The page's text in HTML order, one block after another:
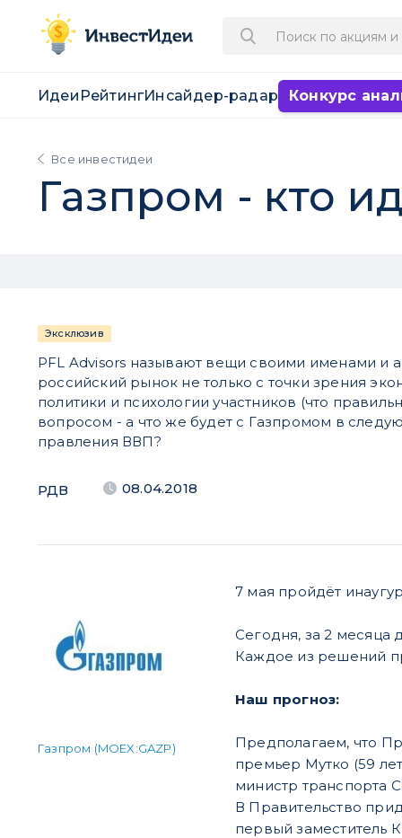
Идеи РейтингИнсайдер-радар Конкурс
Все инвестидеи
Газпром - кто
Эксклюзив
PFL Advisors называют вещи своими именами и
российский рынок не только с точки зрения
политики и психологии участников (что
вопросом - а что же будет с Газпромом в
правления ВВП?
РДВ 08.04.2018
Газпром (MOEX:GAZP)
7 мая пройдёт
Сегодня, за 2 месяца
Каждое из решений
Наш прогноз:
Предполагаем, что
премьер Мутко (59
министр транспорта
В Правительство
первый заместитель